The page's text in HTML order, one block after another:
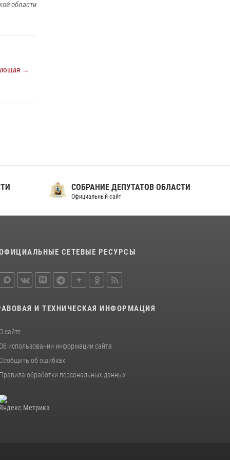
области
→
СОБРАНИЕ ДЕПУТАТОВ ОБЛАСТИ
Официальный сайт
СЕТЕВЫЕ РЕСУРСЫ
И ТЕХНИЧЕСКАЯ ИНФОРМАЦИЯ
О сайте
Об использовании информации сайта
Сообщить об ошибках
Правила обработки персональных данных